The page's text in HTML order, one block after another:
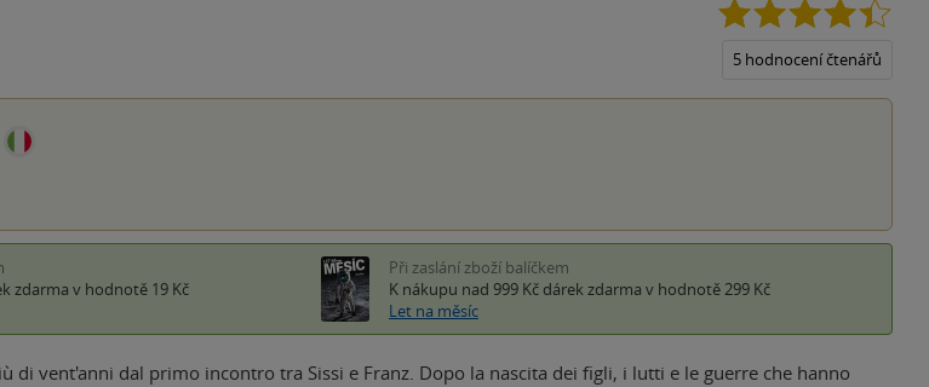
5 hodnocení čtenářů
zdarma v hodnotě 19 Kč
Při zaslání zboží balíčkem
K nákupu nad 999 Kč dárek zdarma v hodnotě 299 Kč
Let na měsíc
di vent'anni dal primo incontro tra Sissi e Franz. Dopo la nascita dei figli, i lutti e le guerre che hanno